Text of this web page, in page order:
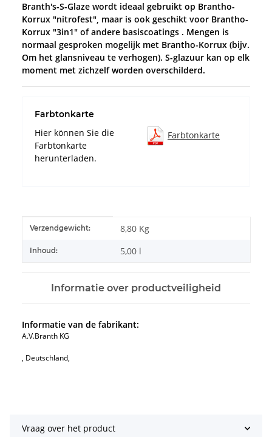
Branth's-S-Glaze wordt ideaal gebruikt op Brantho-
Korrux "nitrofest", maar is ook geschikt voor Brantho-
Korrux "3in1" of andere basiscoatings . Mengen is
normaal gesproken mogelijk met Brantho-Korrux (bijv.
Om het glansniveau te verhogen). S-glazuur kan op elk
moment met zichzelf worden overschilderd.
Farbtonkarte
Hier können Sie die
Farbtonkarte
herunterladen.
Farbtonkarte
#productDetails.itemInformation#
#productDetails.itemValue#
Verzendgewicht: 8,80 Kg
Inhoud: 5,00 l
Informatie over productveiligheid
Informatie van de fabrikant:
A.V.Branth KG
, Deutschland,
Vraag over het product